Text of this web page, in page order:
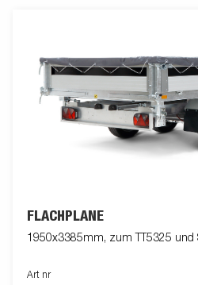
FLACHPLANE
1950x3385mm, zum TT5325 und
Art nr